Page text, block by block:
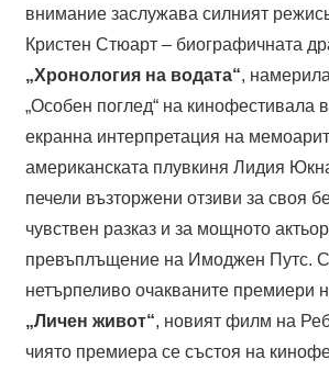
внимание заслужава силният
Кристен Стюарт – биографичната
„Хронология на водата“,
„Особен поглед“ на
екранна интерпретация на
американската плувкиня Лидия
печели възторжени отзиви за своя
чувствен разказ и за мощното
превъплъщение на Имоджен Путс.
нетърпеливо очакваните премиери
„Личен живот“, новият филм на
чиято премиера се състоя на